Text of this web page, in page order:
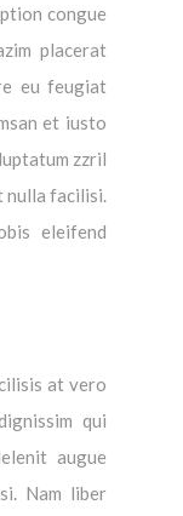
congue
placerat
eu feugiat
et iusto
zzril
nulla facilisi.
eleifend
at vero
qui
augue
Nam liber